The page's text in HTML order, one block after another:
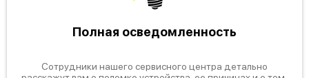
Полная осведомленность
Сотрудники нашего сервисного центра детально